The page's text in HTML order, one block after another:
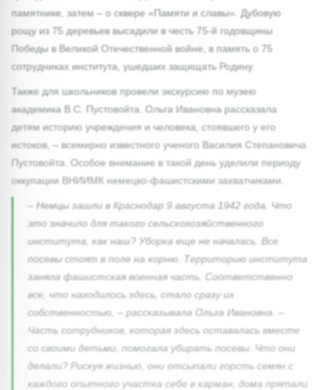
памятнике, затем – о сквере «Памяти и славы». Дубовую
рощу из 75 деревьев высадили в честь 75-й годовщины
Победы в Великой Отечественной войне, в память о 75
сотрудниках института, ушедших защищать Родину.
Также для школьников провели экскурсию по музею
академика В.С. Пустовойта. Ольга Ивановна рассказала
детям историю учреждения и человека, стоявшего у его
истоков, – всемирно известного ученого Василия Степановича
Пустовойта. Особое внимание в такой день уделили периоду
оккупации ВНИИМК немецко-фашистскими захватчиками.
– Немцы зашли в Краснодар 9 августа 1942 года. Что
это значило для такого сельскохозяйственного
института, как наш? Уборка еще не началась. Все
посевы стоят в поле на корню. Территорию института
заняла фашистская военная часть. Соответственно
все, что находилось здесь, стало сразу их
собственностью, – рассказывала Ольга Ивановна. –
Часть сотрудников, которая здесь оставалась вместе
со своими детьми, помогала убирать посевы. Что они
делали? Рискуя жизнью, они отсыпали горсть семян с
каждого опытного участка себе в карман, дома прятали